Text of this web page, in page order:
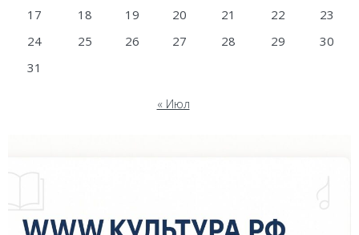
17
18 19 20 21 22
23
24
25 26 27 28 29
30
31
« Июл